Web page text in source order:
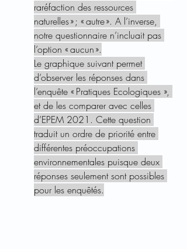
raréfaction des ressources
naturelles » ; « autre ». A l’inverse,
notre questionnaire n’incluait pas
l’option « aucun ».
Le graphique suivant permet
d’observer les réponses dans
l’enquête « Pratiques Ecologiques »,
et de les comparer avec celles
d’EPEM 2021. Cette question
traduit un ordre de priorité entre
différentes préoccupations
environnementales puisque deux
réponses seulement sont possibles
pour les enquêtés.